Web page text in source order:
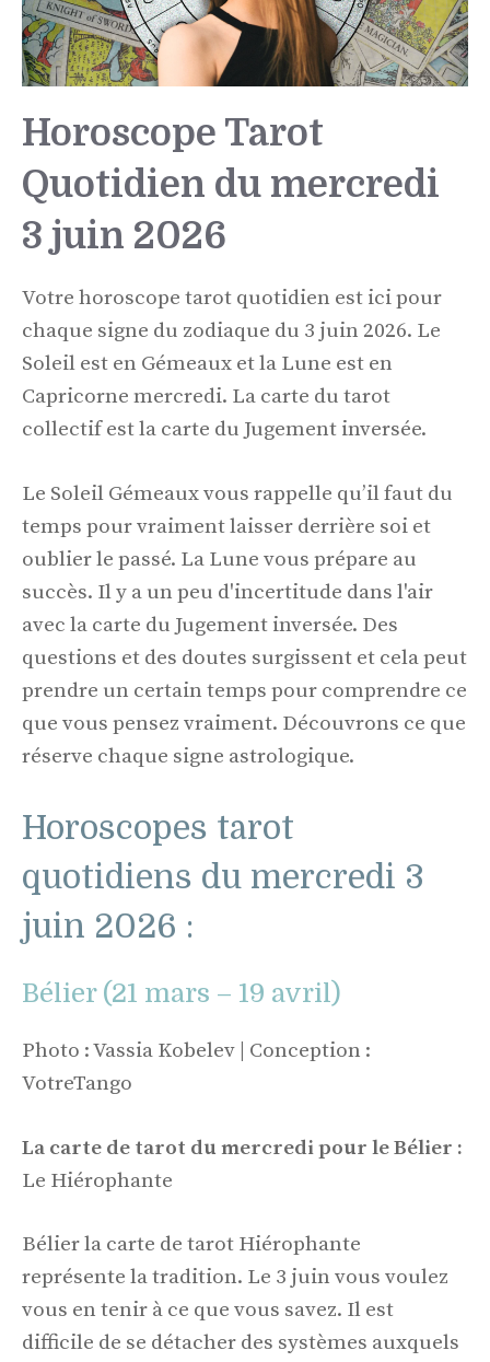
Horoscope Tarot
Quotidien du mercredi
3 juin 2026
Votre horoscope tarot quotidien est ici pour
chaque signe du zodiaque du 3 juin 2026. Le
Soleil est en Gémeaux et la Lune est en
Capricorne mercredi. La carte du tarot
collectif est la carte du Jugement inversée.
Le Soleil Gémeaux vous rappelle qu’il faut du
temps pour vraiment laisser derrière soi et
oublier le passé. La Lune vous prépare au
succès. Il y a un peu d'incertitude dans l'air
avec la carte du Jugement inversée. Des
questions et des doutes surgissent et cela peut
prendre un certain temps pour comprendre ce
que vous pensez vraiment. Découvrons ce que
réserve chaque signe astrologique.
Horoscopes tarot
quotidiens du mercredi 3
juin 2026 :
Bélier (21 mars – 19 avril)
Photo : Vassia Kobelev | Conception :
VotreTango
La carte de tarot du mercredi pour le Bélier :
Le Hiérophante
Bélier la carte de tarot Hiérophante
représente la tradition. Le 3 juin vous voulez
vous en tenir à ce que vous savez. Il est
difficile de se détacher des systèmes auxquels